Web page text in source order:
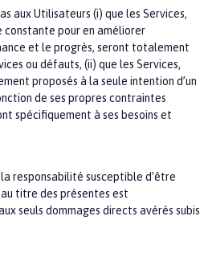
aux Utilisateurs (i) que les Services,
constante pour en améliorer
et le progrès, seront totalement
ou défauts, (ii) que les Services,
proposés à la seule intention d’un
de ses propres contraintes
spécifiquement à ses besoins et
responsabilité susceptible d’être
au titre des présentes est
seuls dommages directs avérés subis